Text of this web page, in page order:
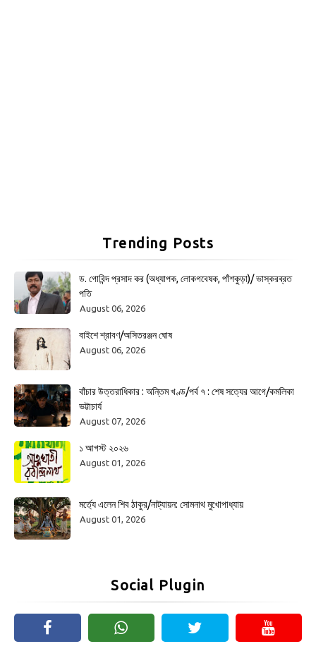
Trending Posts
ড. গোবিন্দ প্রসাদ কর (অধ্যাপক, লোকগবেষক, পাঁশকুড়া)/ ভাস্করব্রত
পতি
August 06, 2026
বাইশে শ্রাবণ/অসিতরঞ্জন ঘোষ
August 06, 2026
বাঁচার উত্তরাধিকার : অন্তিম খণ্ড/পর্ব ৭ : শেষ সত্যের আগে/কমলিকা
ভট্টাচার্য
August 07, 2026
১ আগস্ট ২০২৬
August 01, 2026
মর্ত্যে এলেন শিব ঠাকুর/নাট্যায়ন: সোমনাথ মুখোপাধ্যায়
August 01, 2026
Social Plugin